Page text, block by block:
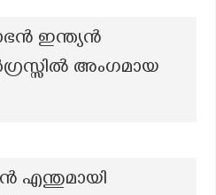
ഇന്ത്യന്‍
അംഗമായ
എന്തുമായി